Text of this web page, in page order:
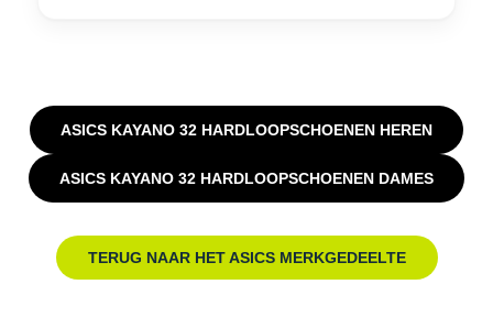
ASICS KAYANO 32 HARDLOOPSCHOENEN HEREN
ASICS KAYANO 32 HARDLOOPSCHOENEN DAMES
TERUG NAAR HET ASICS MERKGEDEELTE